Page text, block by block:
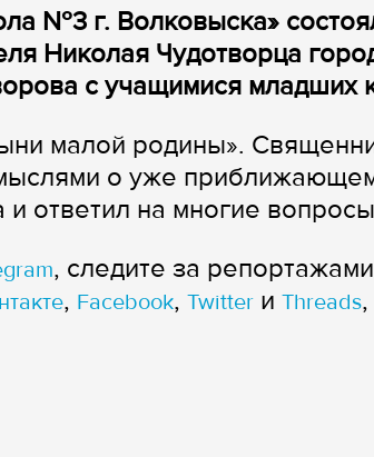
№3 г. Волковыска»
Николая Чудотворца
с учащимися младших
малой родины».
о уже
ответил на многие
, следите за
, Facebook, Twitter и Threads